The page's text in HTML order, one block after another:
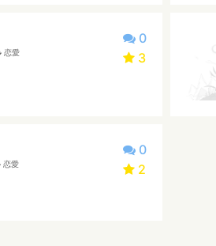
0
3
恋愛
0
2
恋愛